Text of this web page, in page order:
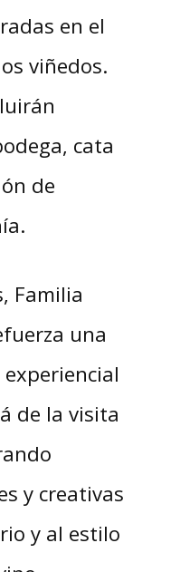
en el
viñedos.
cata
de
Familia
una
de la visita
y creativas
y al estilo